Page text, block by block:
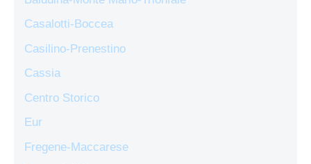
Casalotti-Boccea
Casilino-Prenestino
Cassia
Centro Storico
Eur
Fregene-Maccarese